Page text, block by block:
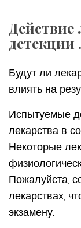
Действие
Будут ли
влиять на
Испытуемые
лекарства в
Некоторые
Пожалуйста,
лекарствах,
экзамену.